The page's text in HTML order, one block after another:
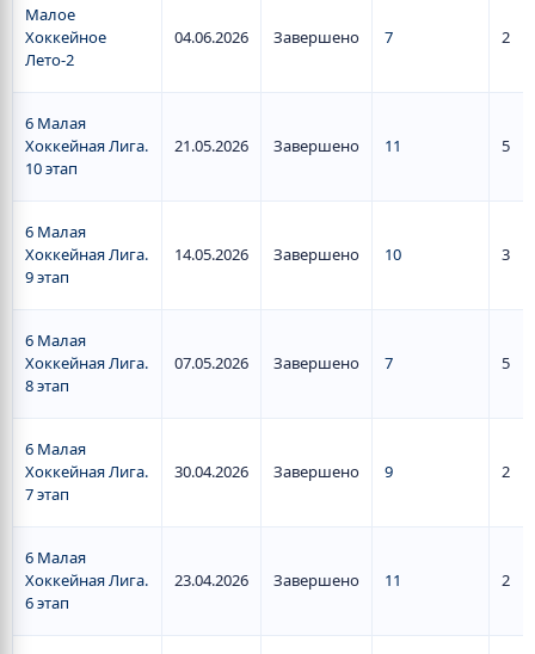
Малое
Хоккейное
Лето-2
04.06.2026 Завершено 7 2
6 Малая
Хоккейная Лига.
10 этап
21.05.2026 Завершено 11 5
6 Малая
Хоккейная Лига.
9 этап
14.05.2026 Завершено 10 3
6 Малая
Хоккейная Лига.
8 этап
07.05.2026 Завершено 7 5
6 Малая
Хоккейная Лига.
7 этап
30.04.2026 Завершено 9 2
6 Малая
Хоккейная Лига.
6 этап
23.04.2026 Завершено 11 2